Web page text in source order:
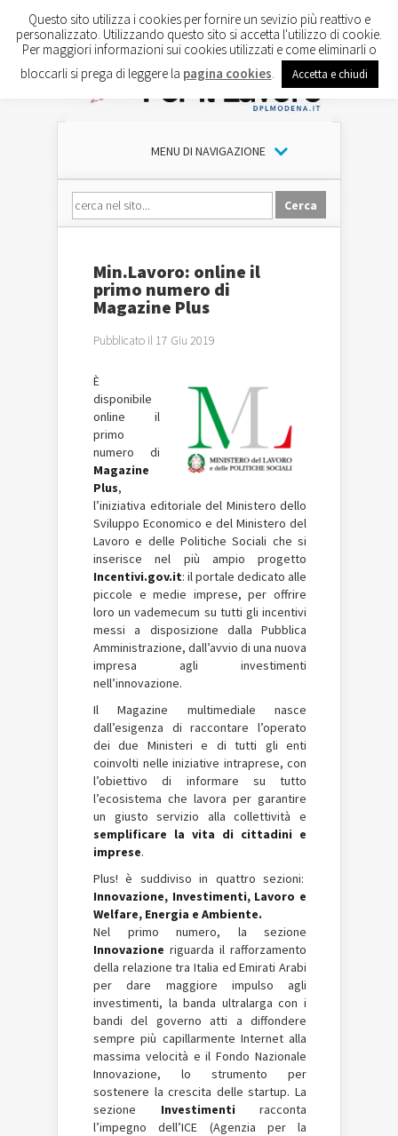
MENU DI NAVIGAZIONE
Min.Lavoro: online il
primo numero di
Magazine Plus
Pubblicato il 17 Giu 2019
È
disponibile
online il
primo
numero di
Magazine
Plus,
l’iniziativa editoriale del Ministero dello
Sviluppo Economico e del Ministero del
Lavoro e delle Politiche Sociali che si
inserisce nel più ampio progetto
Incentivi.gov.it: il portale dedicato alle
piccole e medie imprese, per offrire
loro un vademecum su tutti gli incentivi
messi a disposizione dalla Pubblica
Amministrazione, dall’avvio di una nuova
impresa agli investimenti
nell’innovazione.
Il Magazine multimediale nasce
dall’esigenza di raccontare l’operato
dei due Ministeri e di tutti gli enti
coinvolti nelle iniziative intraprese, con
l’obiettivo di informare su tutto
l’ecosistema che lavora per garantire
un giusto servizio alla collettività e
semplificare la vita di cittadini e
imprese.
Plus! è suddiviso in quattro sezioni:
Innovazione, Investimenti, Lavoro e
Welfare, Energia e Ambiente.
Nel primo numero, la sezione
Innovazione riguarda il rafforzamento
della relazione tra Italia ed Emirati Arabi
per dare maggiore impulso agli
investimenti, la banda ultralarga con i
bandi del governo atti a diffondere
sempre più capillarmente Internet alla
massima velocità e il Fondo Nazionale
Innovazione, lo strumento per
sostenere la crescita delle startup. La
sezione Investimenti racconta
l’impegno dell’ICE (Agenzia per la
Questo sito utilizza i cookies per fornire un sevizio più reattivo e
personalizzato. Utilizzando questo sito si accetta l'utilizzo di cookie.
Per maggiori informazioni sui cookies utilizzati e come eliminarli o
bloccarli si prega di leggere la pagina cookies Accetta e chiudi